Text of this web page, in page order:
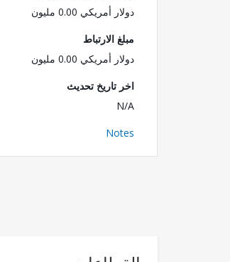
دولار أمريكي 0.00 مليون
مبلغ الارتباط
دولار أمريكي 0.00 مليون
اخر تاريخ تحديث
N/A
Notes